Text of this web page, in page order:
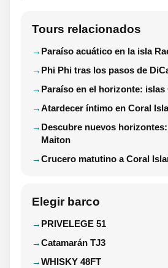
Tours relacionados
Paraíso acuático en la isla
Phi Phi tras los pasos de
Paraíso en el horizonte:
Atardecer íntimo en Coral
Descubre nuevos
Maiton
Crucero matutino a Coral
Elegir barco
PRIVELEGE 51
Catamarán TJ3
WHISKY 48FT